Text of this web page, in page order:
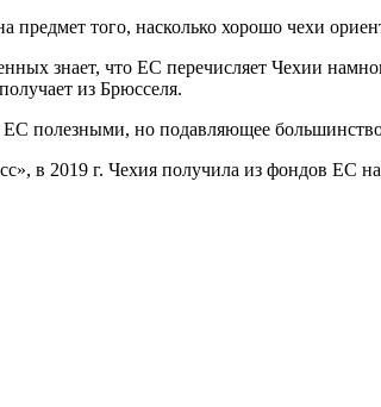
предмет того, насколько хорошо чехи
знает, что ЕС перечисляет Чехии
из Брюсселя.
полезными, но подавляющее
в 2019 г. Чехия получила из фондов ЕС